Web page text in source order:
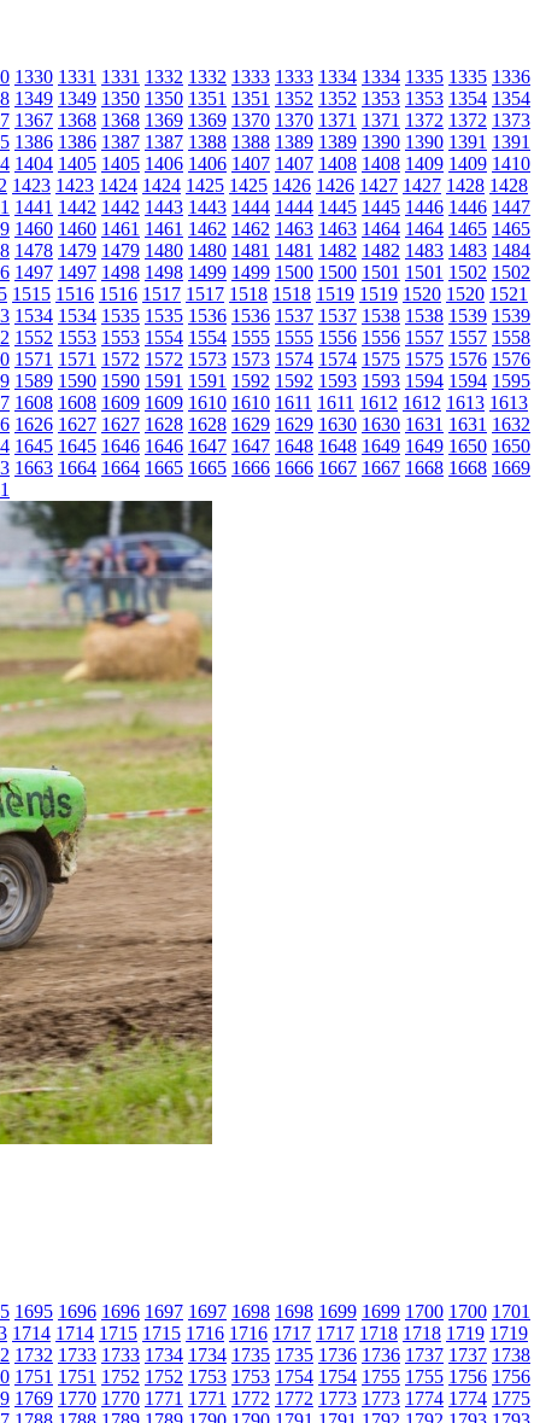
1330 1331 1331 1332 1332 1333 1333 1334 1334 1335 1335 1336
1349 1349 1350 1350 1351 1351 1352 1352 1353 1353 1354 1354
1367 1368 1368 1369 1369 1370 1370 1371 1371 1372 1372 1373
1386 1386 1387 1387 1388 1388 1389 1389 1390 1390 1391 1391
1404 1405 1405 1406 1406 1407 1407 1408 1408 1409 1409 1410
1423 1423 1424 1424 1425 1425 1426 1426 1427 1427 1428 1428
1441 1442 1442 1443 1443 1444 1444 1445 1445 1446 1446 1447
1460 1460 1461 1461 1462 1462 1463 1463 1464 1464 1465 1465
1478 1479 1479 1480 1480 1481 1481 1482 1482 1483 1483 1484
1497 1497 1498 1498 1499 1499 1500 1500 1501 1501 1502 1502
1515 1516 1516 1517 1517 1518 1518 1519 1519 1520 1520 1521
1534 1534 1535 1535 1536 1536 1537 1537 1538 1538 1539 1539
1552 1553 1553 1554 1554 1555 1555 1556 1556 1557 1557 1558
1571 1571 1572 1572 1573 1573 1574 1574 1575 1575 1576 1576
1589 1590 1590 1591 1591 1592 1592 1593 1593 1594 1594 1595
1608 1608 1609 1609 1610 1610 1611 1611 1612 1612 1613 1613
1626 1627 1627 1628 1628 1629 1629 1630 1630 1631 1631 1632
1645 1645 1646 1646 1647 1647 1648 1648 1649 1649 1650 1650
1663 1664 1664 1665 1665 1666 1666 1667 1667 1668 1668 1669
1695 1696 1696 1697 1697 1698 1698 1699 1699 1700 1700 1701
1714 1714 1715 1715 1716 1716 1717 1717 1718 1718 1719 1719
1732 1733 1733 1734 1734 1735 1735 1736 1736 1737 1737 1738
1751 1751 1752 1752 1753 1753 1754 1754 1755 1755 1756 1756
1769 1770 1770 1771 1771 1772 1772 1773 1773 1774 1774 1775